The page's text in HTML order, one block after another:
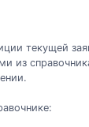
текущей
из